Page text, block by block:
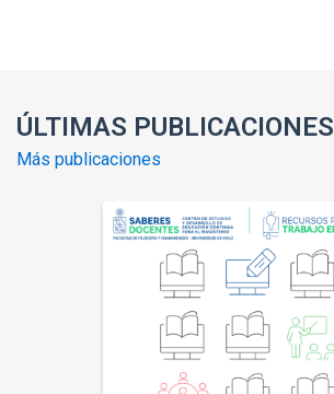
ÚLTIMAS PUBLICACIONES
Más publicaciones